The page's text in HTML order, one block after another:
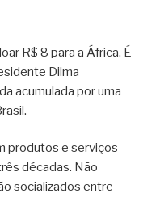
R$ 8 para a África. É
Dilma
acumulada por uma
produtos e serviços
décadas. Não
socializados entre